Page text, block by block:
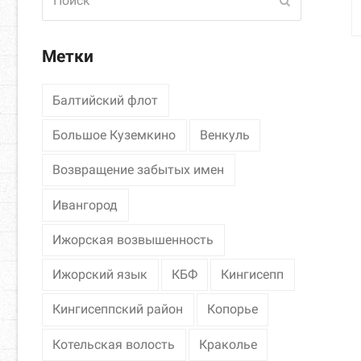
Метки
Балтийский флот
Большое Куземкино Венкуль
Возвращение забытых имен
Ивангород
Ижорская возвышенность
Ижорский язык КБФ Кингисепп
Кингисеппский район Копорье
Котельская волость Краколье